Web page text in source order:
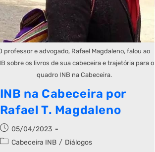
professor e advogado, Rafael Magdaleno, falou ao
sobre os livros de sua cabeceira e trajetória para o
quadro INB na Cabeceira.
INB na Cabeceira por
Rafael T. Magdaleno
05/04/2023
Cabeceira INB / Diálogos